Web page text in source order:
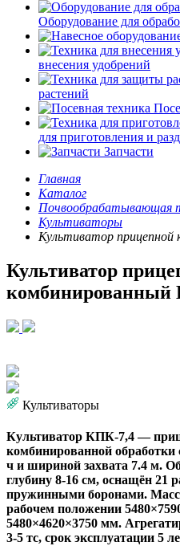
Оборудование для
внесения удобрений
растений
для приготовления и
Запчасти
Главная
Каталог
Почвообрабатывающая
Культиваторы
Культиватор
Культиватор
комбинированный
Культиваторы
Культиватор КПК-7,4 —
комбинированной обработки
ч и шириной захвата 7.4 м.
глубину 8-16 см, оснащён 21
пружинными боронами.
рабочем положении
5480×4620×3750 мм.
3-5 тс, срок эксплуатации 5